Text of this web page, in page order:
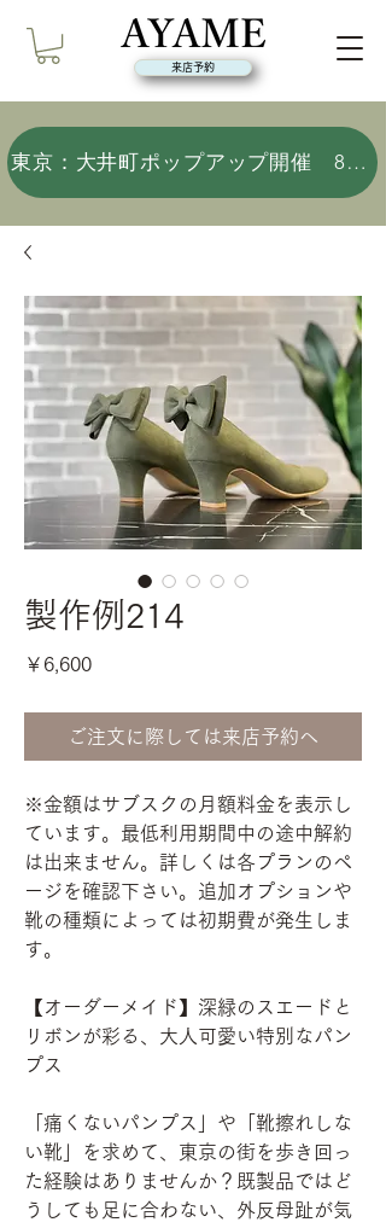
来店予約
東京：大井町ポップアップ開催 8/9(日)
製作例214
￥6,600価
ご注文に際しては来店予約へ
※金額はサブスクの月額料金を表示し
ています。最低利用期間中の途中解約
は出来ません。詳しくは各プランのペ
ージを確認下さい。追加オプションや
靴の種類によっては初期費が発生しま
す。
【オーダーメイド】深緑のスエードと
リボンが彩る、大人可愛い特別なパン
プス
「痛くないパンプス」や「靴擦れしな
い靴」を求めて、東京の街を歩き回っ
た経験はありませんか？既製品ではど
うしても足に合わない、外反母趾が気